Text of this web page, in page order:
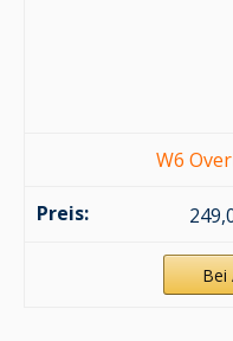
W6
Bei